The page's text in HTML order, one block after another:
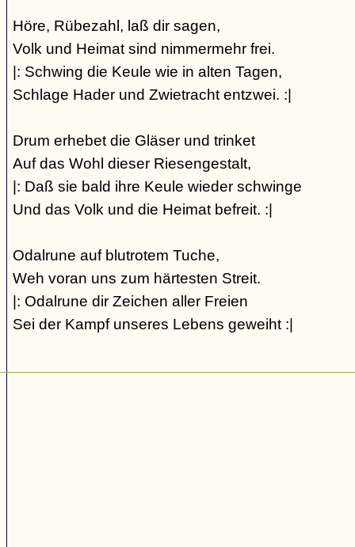
Höre, Rübezahl, laß dir sagen,
Volk und Heimat sind nimmermehr frei.
|: Schwing die Keule wie in alten Tagen,
Schlage Hader und Zwietracht entzwei. :|
Drum erhebet die Gläser und trinket
Auf das Wohl dieser Riesengestalt,
|: Daß sie bald ihre Keule wieder schwinge
Und das Volk und die Heimat befreit. :|
Odalrune auf blutrotem Tuche,
Weh voran uns zum härtesten Streit.
|: Odalrune dir Zeichen aller Freien
Sei der Kampf unseres Lebens geweiht :|